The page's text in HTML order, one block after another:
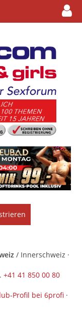
/ Innerschweiz ·
+41 41 850 00 80
Profil bei 6profi ·